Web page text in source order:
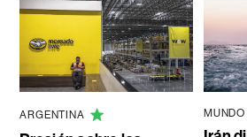
ARGENTINA MUNDO